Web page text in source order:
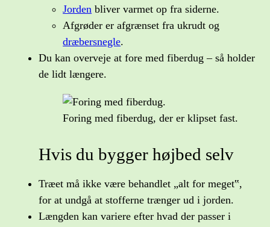
Jorden bliver varmet op fra siderne.
Afgrøder er afgrænset fra ukrudt og
dræbersnegle.
Du kan overveje at fore med fiberdug – så holder
de lidt længere.
Foring med fiberdug, der er klipset fast.
Hvis du bygger højbed selv
Træet må ikke være behandlet „alt for meget‟,
for at undgå at stofferne trænger ud i jorden.
Længden kan variere efter hvad der passer i